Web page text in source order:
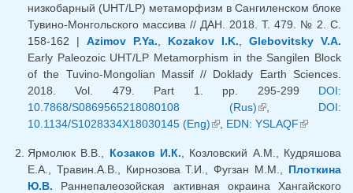
низкобарный (UHT/LP) метаморфизм в Сангиленском блоке
Тувино-Монгольского массива // ДАН. 2018. Т. 479. № 2. С.
158-162 | Azimov P.Ya. Kozakov I.K.
Glebovitsky V.A.
Early Paleozoic UHT/LP Metamorphism in the Sangilen Block
of the Tuvino-Mongolian Massif // Doklady Earth Sciences.
2018. Vol. 479. Part 1. pp. 295-299 DOI:
10.7868/S0869565218080108 (Rus)(внешняя
ссылка)
, DOI:
10.1134/S1028334X18030145 (Eng)(внешняя ссылка)
EDN: YSLAQF(внешняя
Ярмолюк В.В., Козаков И.К. , Козловский А.М., Кудряшова
Е.А., Травин.А.В., Кирнозова Т.И., Фугзан М.М., Плоткина
Ю.В. Раннепалеозойская активная окраина Хангайского